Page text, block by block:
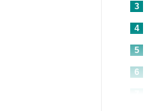
3
4
5
6